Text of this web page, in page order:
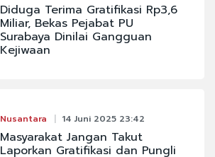
Diduga Terima Gratifikasi Rp3,6
Miliar, Bekas Pejabat PU
Surabaya Dinilai Gangguan
Kejiwaan
Nusantara 14 Juni 2025 23:42
Masyarakat Jangan Takut
Laporkan Gratifikasi dan Pungli